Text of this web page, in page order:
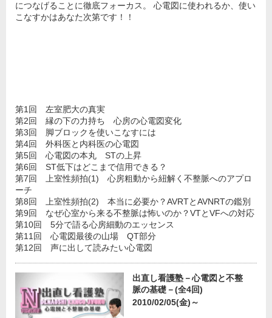
につなげることに徹底フォーカス。 心電図に使われるか、使い
こなすかはあなた次第です！！
第1回 左室肥大の真実
第2回 縁の下の力持ち 心房の心電図変化
第3回 脚ブロックを使いこなすには
第4回 外科医と内科医の心電図
第5回 心電図の本丸 STの上昇
第6回 ST低下はどこまで信用できる？
第7回 上室性頻拍(1) 心房粗動から紐解く不整脈へのアプロ
ーチ
第8回 上室性頻拍(2) 本当に必要か？AVRTとAVNRTの鑑別
第9回 なぜ心室から来る不整脈は怖いのか？VTとVFへの対応
第10回 5分で語る心房細動のエッセンス
第11回 心電図最後の山場 QT部分
第12回 声に出して読みたい心電図
出直し看護塾－心電図と不整
脈の基礎－(全4回)
2010/02/05(金)～